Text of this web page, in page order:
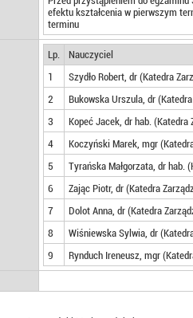
efektu kształcenia w pierwszym
terminu
Lp.
Nauczyciel
1
Szydło Robert, dr (Katedra
2
Bukowska Urszula, dr
3
Kopeć Jacek, dr hab.
4
Koczyński Marek, mgr
5
Tyrańska Małgorzata, dr hab.
6
Zając Piotr, dr (Katedra
7
Dolot Anna, dr (Katedra
8
Wiśniewska Sylwia, dr
9
Rynduch Ireneusz, mgr